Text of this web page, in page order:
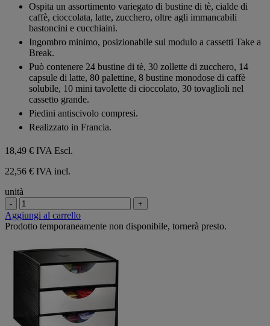
Ospita un assortimento variegato di bustine di tè, cialde di
caffè, cioccolata, latte, zucchero, oltre agli immancabili
bastoncini e cucchiaini.
Ingombro minimo, posizionabile sul modulo a cassetti Take a
Break.
Può contenere 24 bustine di tè, 30 zollette di zucchero, 14
capsule di latte, 80 palettine, 8 bustine monodose di caffè
solubile, 10 mini tavolette di cioccolato, 30 tovaglioli nel
cassetto grande.
Piedini antiscivolo compresi.
Realizzato in Francia.
18,49 € IVA Escl.
22,56 € IVA incl.
unità
- +
Aggiungi al carrello
Prodotto temporaneamente non disponibile, tornerà presto.